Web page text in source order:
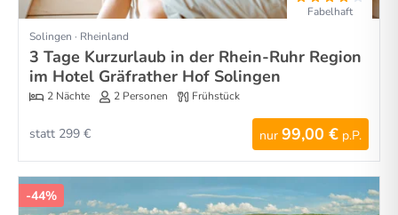
Fabelhaft
Solingen · Rheinland
3 Tage Kurzurlaub in der Rhein-Ruhr Region
im Hotel Gräfrather Hof Solingen
2 Nächte 2 Personen Frühstück
nur 99,00 € p.P.
statt 299 €
-44%